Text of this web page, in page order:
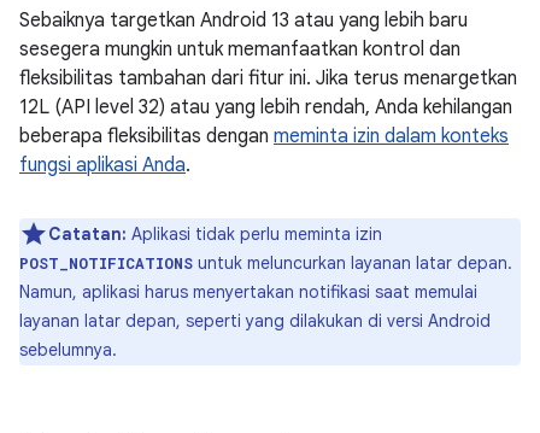
Sebaiknya targetkan Android 13 atau yang lebih baru
sesegera mungkin untuk memanfaatkan kontrol dan
fleksibilitas tambahan dari fitur ini. Jika terus menargetkan
12L (API level 32) atau yang lebih rendah, Anda kehilangan
beberapa fleksibilitas dengan meminta izin dalam konteks
fungsi aplikasi Anda.
Catatan: Aplikasi tidak perlu meminta izin
POST_NOTIFICATIONS untuk meluncurkan layanan latar depan.
Namun, aplikasi harus menyertakan notifikasi saat memulai
layanan latar depan, seperti yang dilakukan di versi Android
sebelumnya.